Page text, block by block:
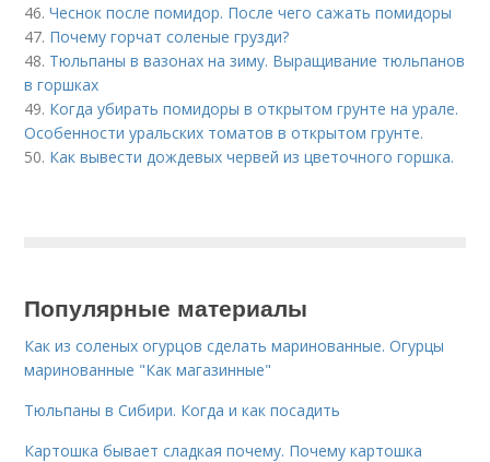
46.Чеснок после помидор. После чего сажать помидоры
47. Почему горчат соленые грузди?
48. Тюльпаны в вазонах на зиму. Выращивание тюльпанов
в горшках
49. Когда убирать помидоры в открытом грунте на урале.
Особенности уральских томатов в открытом грунте.
50. Как вывести дождевых червей из цветочного горшка.
Популярные материалы
Как из соленых огурцов сделать маринованные. Огурцы
маринованные "Как магазинные"
Тюльпаны в Сибири. Когда и как посадить
Картошка бывает сладкая почему. Почему картошка